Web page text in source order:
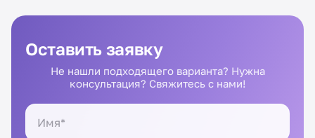
Оставить заявку
Не нашли подходящего варианта? Нужна
консультация? Свяжитесь с нами!